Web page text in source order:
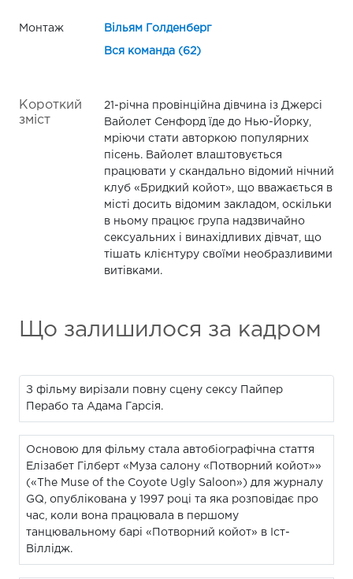
Монтаж Вільям Голденберг
Вся команда (62)
Короткий
зміст
21-річна провінційна дівчина із Джерсі
Вайолет Сенфорд їде до Нью-Йорку,
мріючи стати авторкою популярних
пісень. Вайолет влаштовується
працювати у скандально відомий нічний
клуб «Бридкий койот», що вважається в
місті досить відомим закладом, оскільки
в ньому працює група надзвичайно
сексуальних і винахідливих дівчат, що
тішать клієнтуру своїми необразливими
витівками.
Що залишилося за кадром
З фільму вирізали повну сцену сексу Пайпер
Перабо та Адама Гарсія.
Основою для фільму стала автобіографічна стаття
Елізабет Гілберт «Муза салону «Потворний койот»»
(«The Muse of the Coyote Ugly Saloon») для журналу
GQ, опублікована у 1997 році та яка розповідає про
час, коли вона працювала в першому
танцювальному барі «Потворний койот» в Іст-
Віллідж.